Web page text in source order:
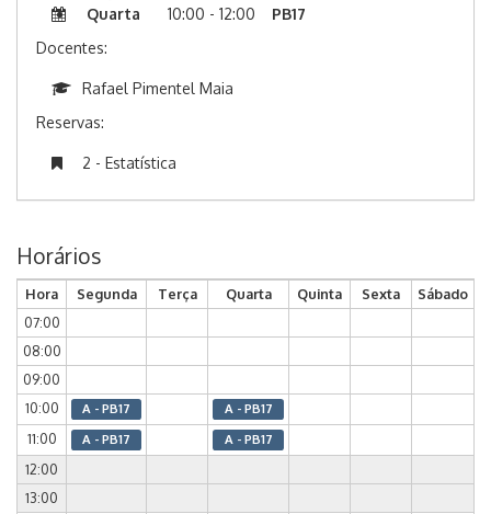
Quarta
10:00 - 12:00
PB17
Docentes:
Rafael Pimentel Maia
Reservas:
2 - Estatística
Horários
Hora Segunda Terça Quarta Quinta Sexta
Sábado
07:00
08:00
09:00
10:00
A - PB17 A - PB17
11:00 A - PB17 A - PB17
12:00
13:00